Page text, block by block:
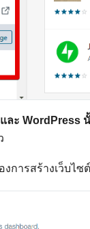
ละ WordPress
การสร้างเว็บไ